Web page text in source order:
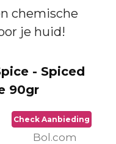
chemische
je huid!
- Spiced
90gr
Check Aanbieding
Bol.com